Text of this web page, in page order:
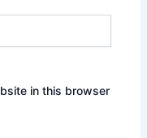
in this browser